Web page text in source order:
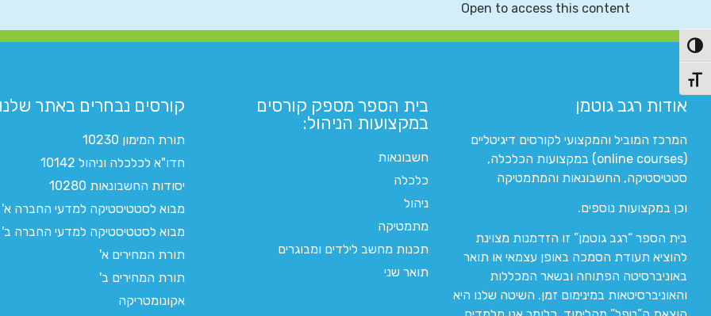
הפעל/כבה ניגודיות גבוהה
מתג גודל גופן
Open to access this content
אודות רגב גוטמן
המרכז המוביל והמקצועי לקורסים דיגיטליים
(online courses) במקצועות הכלכלה,
סטטיסטיקה, החשבונאות והמתמטיקה
וכן במקצועות נוספים.
בית הספר “רגב גוטמן” זו הזדמנות מצוינת
להוציא תעודת הסמכה באופן עצמאי או תואר
באוניברסיטה הפתוחה ובשאר המכללות
והאוניברסיטאות במינימום זמן. השיטה שלנו היא
בית הספר מספק קורסים
במקצועות הניהול:
חשבונאות
כלכלה
ניהול
מתמטיקה
תכנות מחשב לילדים ומבוגרים
תואר שני
קורסים נבחרים באתר
תורת המימון 10230
חדו"א לכלכלה וניהול 10142
יסודות החשבונאות 10280
מבוא לסטטיסטיקה למדעי החברה א'
מבוא לסטטיסטיקה למדעי החברה ב'
תורת המחירים א'
תורת המחירים ב'
אקונומטריקה